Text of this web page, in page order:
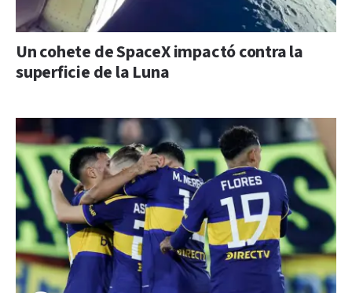
Un cohete de SpaceX impactó contra la
superficie de la Luna